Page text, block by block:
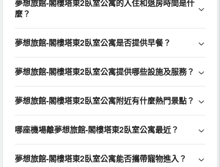
夢想旅館-閣樓塔東2臥室公寓的入住和退房時間是什
麼？
夢想旅館-閣樓塔東2臥室公寓是否提供早餐？
夢想旅館-閣樓塔東2臥室公寓提供哪些設施及服務？
夢想旅館-閣樓塔東2臥室公寓附近有什麼熱門景點？
哪座機場離夢想旅館-閣樓塔東2臥室公寓最近？
夢想旅館-閣樓塔東2臥室公寓能否攜帶寵物進入？